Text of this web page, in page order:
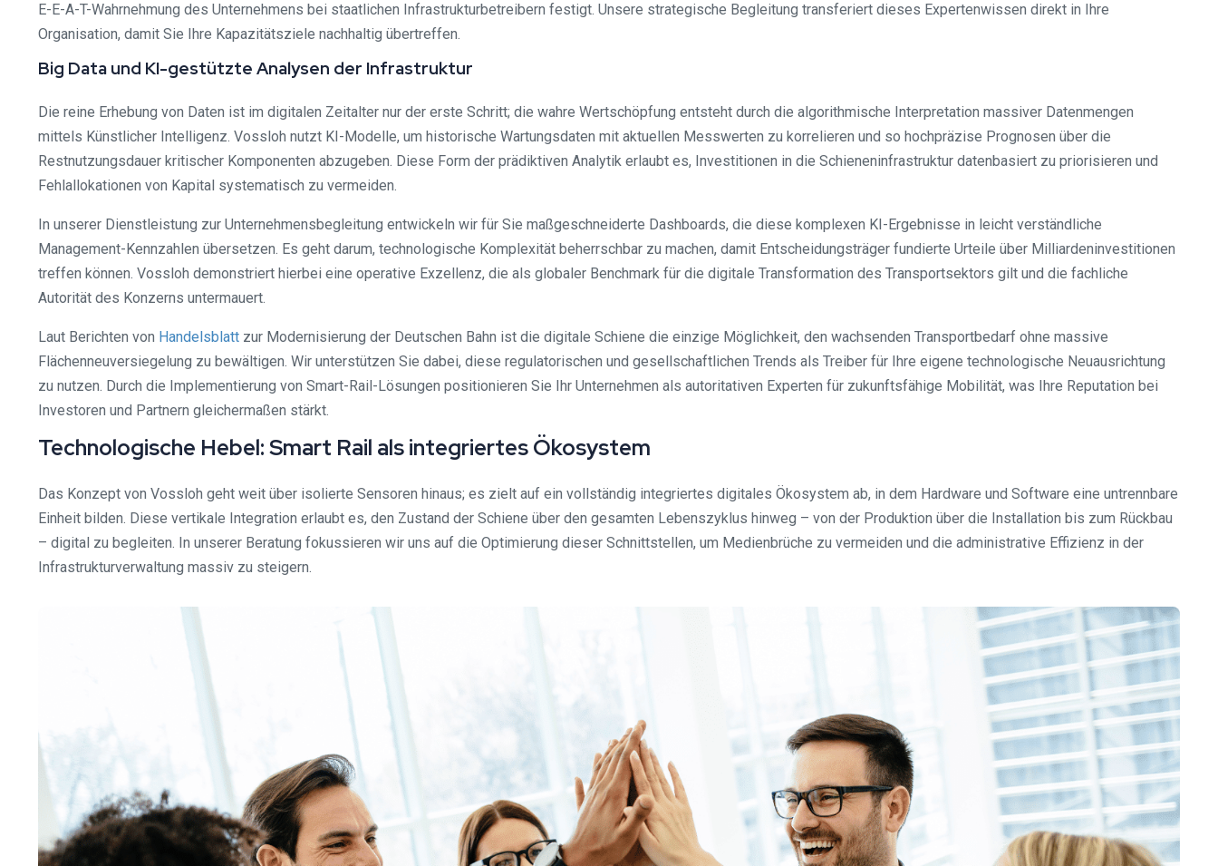
E-E-A-T-Wahrnehmung des Unternehmens bei staatlichen Infrastrukturbetreibern festigt. Unsere strategische Begleitung transferiert dieses Expertenwissen direkt in Ihre
Organisation, damit Sie Ihre Kapazitätsziele nachhaltig übertreffen.
Big Data und KI-gestützte Analysen der Infrastruktur
Die reine Erhebung von Daten ist im digitalen Zeitalter nur der erste Schritt; die wahre Wertschöpfung entsteht durch die algorithmische Interpretation massiver Datenmengen
mittels Künstlicher Intelligenz. Vossloh nutzt KI-Modelle, um historische Wartungsdaten mit aktuellen Messwerten zu korrelieren und so hochpräzise Prognosen über die
Restnutzungsdauer kritischer Komponenten abzugeben. Diese Form der prädiktiven Analytik erlaubt es, Investitionen in die Schieneninfrastruktur datenbasiert zu priorisieren und
Fehlallokationen von Kapital systematisch zu vermeiden.
In unserer Dienstleistung zur Unternehmensbegleitung entwickeln wir für Sie maßgeschneiderte Dashboards, die diese komplexen KI-Ergebnisse in leicht verständliche
Management-Kennzahlen übersetzen. Es geht darum, technologische Komplexität beherrschbar zu machen, damit Entscheidungsträger fundierte Urteile über Milliardeninvestitionen
treffen können. Vossloh demonstriert hierbei eine operative Exzellenz, die als globaler Benchmark für die digitale Transformation des Transportsektors gilt und die fachliche
Autorität des Konzerns untermauert.
Laut Berichten von Handelsblatt zur Modernisierung der Deutschen Bahn ist die digitale Schiene die einzige Möglichkeit, den wachsenden Transportbedarf ohne massive
Flächenneuversiegelung zu bewältigen. Wir unterstützen Sie dabei, diese regulatorischen und gesellschaftlichen Trends als Treiber für Ihre eigene technologische Neuausrichtung
zu nutzen. Durch die Implementierung von Smart-Rail-Lösungen positionieren Sie Ihr Unternehmen als autoritativen Experten für zukunftsfähige Mobilität, was Ihre Reputation bei
Investoren und Partnern gleichermaßen stärkt.
Technologische Hebel: Smart Rail als integriertes Ökosystem
Das Konzept von Vossloh geht weit über isolierte Sensoren hinaus; es zielt auf ein vollständig integriertes digitales Ökosystem ab, in dem Hardware und Software eine untrennbare
Einheit bilden. Diese vertikale Integration erlaubt es, den Zustand der Schiene über den gesamten Lebenszyklus hinweg – von der Produktion über die Installation bis zum Rückbau
– digital zu begleiten. In unserer Beratung fokussieren wir uns auf die Optimierung dieser Schnittstellen, um Medienbrüche zu vermeiden und die administrative Effizienz in der
Infrastrukturverwaltung massiv zu steigern.